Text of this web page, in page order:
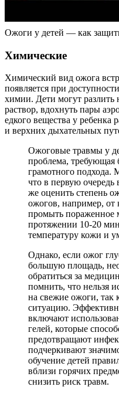
Ожоги у детей — как
Химические
Химический вид ожога
появляется при
химии. Дети могут
раствор, вдохнуть пары
едкого вещества у ребенка
и верхних дыхательных
Ожоговые травмы у
проблема, требующая
грамотного подхода.
что в первую очередь
же оценить степень
ожогов, например, от
промыть пораженное
протяжении 10-20
температуру кожи и
Однако, если ожог
большую площадь,
обратиться за
помнить, что нельзя
на свежие ожоги, так
ситуацию.
включают
гелей, которые
предотвращают
подчеркивают
обучение детей
вблизи горячих
снизить риск травм.